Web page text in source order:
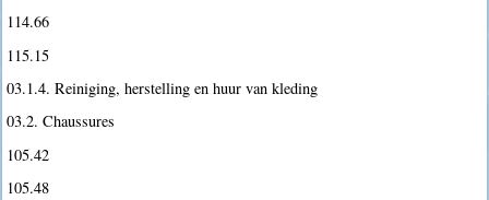
114.66
115.15
03.1.4. Reiniging, herstelling en huur van kleding
03.2. Chaussures
105.42
105.48